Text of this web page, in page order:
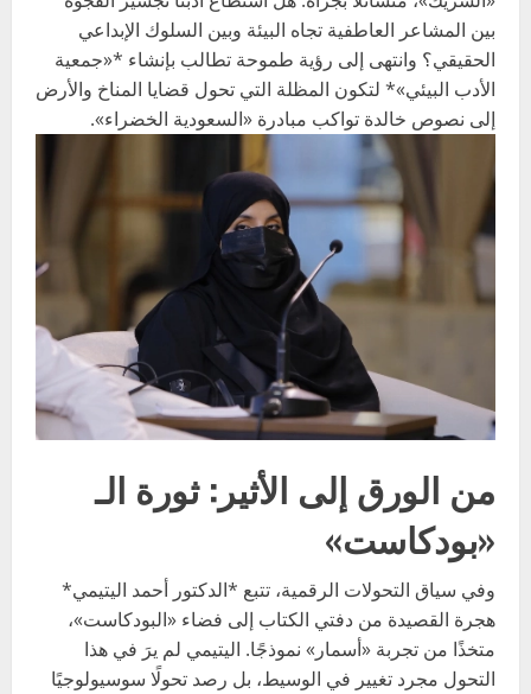
بين المشاعر العاطفية تجاه البيئة وبين السلوك الإبداعي
الحقيقي؟ وانتهى إلى رؤية طموحة تطالب بإنشاء *«جمعية
الأدب البيئي»* لتكون المظلة التي تحول قضايا المناخ والأرض
إلى نصوص خالدة تواكب مبادرة «السعودية الخضراء».
من الورق إلى الأثير: ثورة الـ
«بودكاست»
وفي سياق التحولات الرقمية، تتبع *الدكتور أحمد اليتيمي*
هجرة القصيدة من دفتي الكتاب إلى فضاء «البودكاست»،
متخذًا من تجربة «أسمار» نموذجًا. اليتيمي لم يرَ في هذا
التحول مجرد تغيير في الوسيط، بل رصد تحولًا سوسيولوجيًا